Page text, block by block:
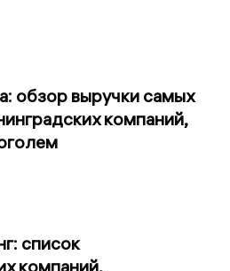
обзор выручки самых
компаний,
список
компаний,